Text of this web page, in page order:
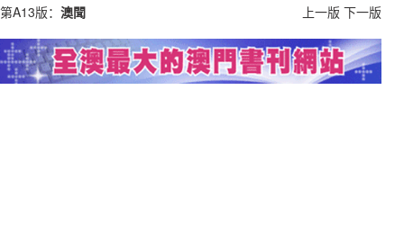
第A13版： 澳聞 上一版 下一版